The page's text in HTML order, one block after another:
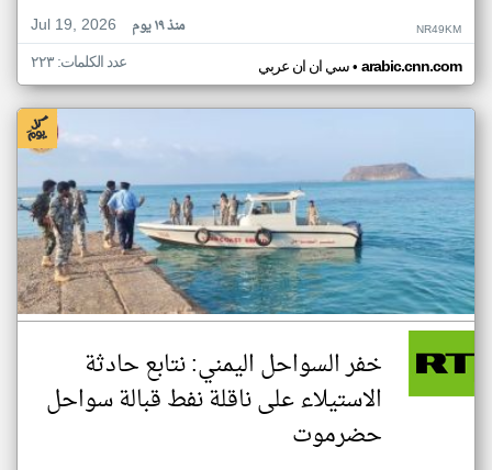
Jul 19, 2026
منذ ١٩ يوم NR49KM
سي ان ان عربي• arabic.cnn.com عدد الكلمات: ٢٢٣
خفر السواحل اليمني: نتابع حادثة
الاستيلاء على ناقلة نفط قبالة سواحل
حضرموت